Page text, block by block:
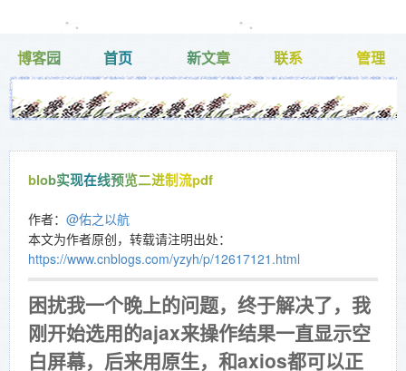
博客园 首页 新文章 联系 管理
blob实现在线预览二进制流pdf
作者： @佑之以航
本文为作者原创，转载请注明出处：
https://www.cnblogs.com/yzyh/p/12617121.html
困扰我一个晚上的问题，终于解决了，我
刚开始选用的ajax来操作结果一直显示空
白屏幕，后来用原生，和axios都可以正